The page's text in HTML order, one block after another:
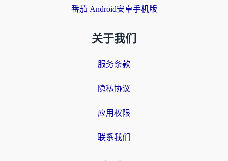
番茄 Android安卓手机版
关于我们
服务条款
隐私协议
应用权限
联系我们